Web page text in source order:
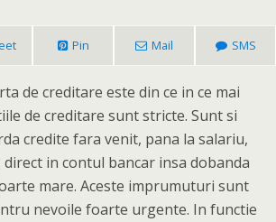
Pin Mail SMS
de creditare este din ce in ce mai
de creditare sunt stricte. Sunt si
credite fara venit, pana la salariu,
in contul bancar insa dobanda
mare. Aceste imprumuturi sunt
nevoile foarte urgente. In functie